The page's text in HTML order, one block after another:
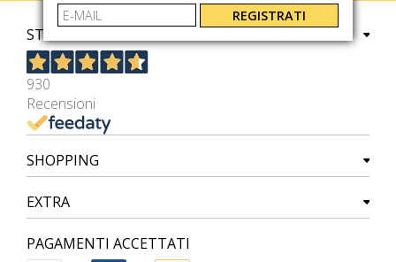
STORE
930
Recensioni
SHOPPING
EXTRA
PAGAMENTI ACCETTATI
REGISTRATI